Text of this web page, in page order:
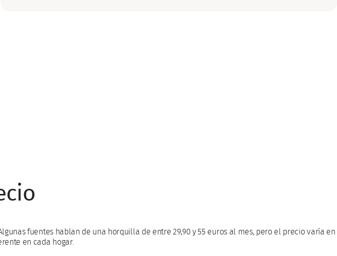
fuentes hablan de una horquilla de entre 29,90 y 55 euros al mes, pero el precio varía en
en cada hogar.